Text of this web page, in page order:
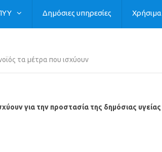
Δημόσιες υπηρεσίες Χρήσιμα
τα μέτρα που ισχύουν
για την προστασία της δημόσιας υγείας